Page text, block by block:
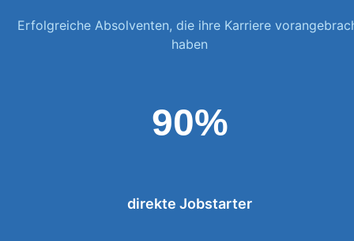
Erfolgreiche Absolventen, die ihre Karriere
haben
90%
direkte Jobstarter